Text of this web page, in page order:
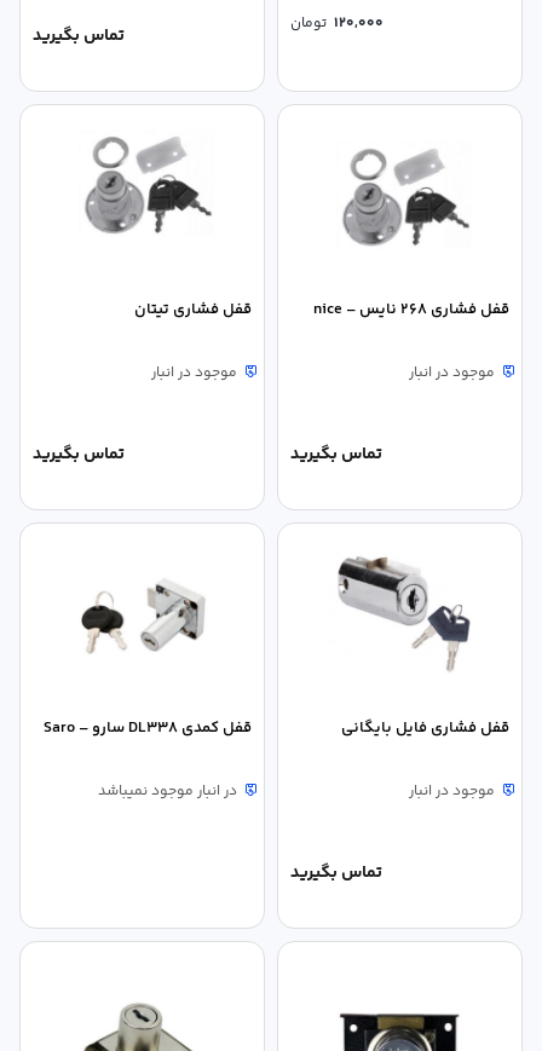
120,000 تومان تماس بگیرید
قفل فشاری 268 نایس – nice
موجود در انبار
تماس بگیرید
قفل فشاری تیتان
موجود در انبار
تماس بگیرید
قفل فشاری فایل بایگانی
موجود در انبار
تماس بگیرید
قفل كمدی DL338 سارو – Saro
در انبار موجود نمیباشد